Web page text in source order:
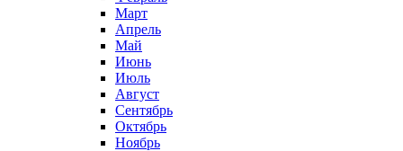
Март
Апрель
Май
Июнь
Июль
Август
Сентябрь
Октябрь
Ноябрь